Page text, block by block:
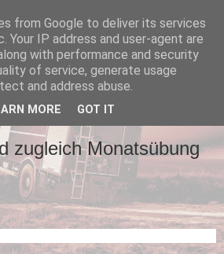
zugleich Monatsübung
from Google to deliver its services
Your IP address and user-agent are
with performance and security
of service, generate usage
and address abuse.
MORE GOT IT